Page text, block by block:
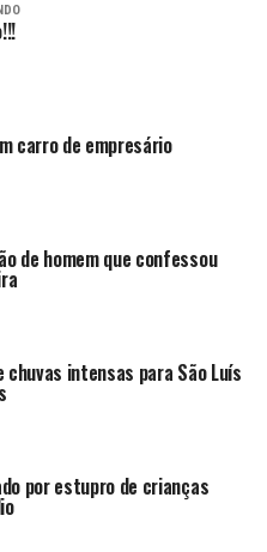
carro de empresário
de homem que confessou
intensas para São Luís
por estupro de crianças